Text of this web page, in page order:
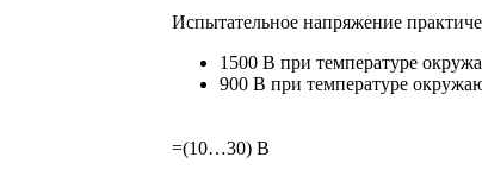
Испытательное напряжение
1500 В при температуре
900 В при температуре
=(10…30) В